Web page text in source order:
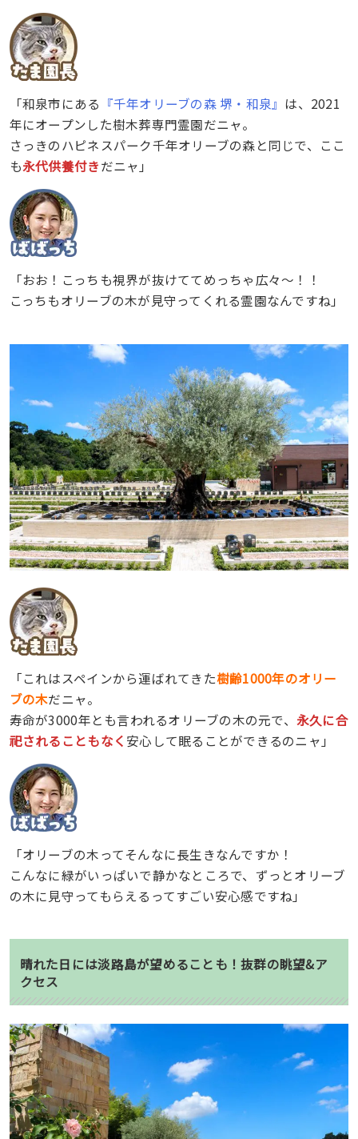
「和泉市にある 『千年オリーブの森 堺・和泉』 は、2021
年にオープンした樹木葬専門霊園だニャ。
さっきのハピネスパーク千年オリーブの森と同じで、ここ
も永代供養付きだニャ」
「おお！こっちも視界が抜けててめっちゃ広々〜！！
こっちもオリーブの木が見守ってくれる霊園なんですね」
「これはスペインから運ばれてきた樹齢1000年のオリー
ブの木だニャ。
寿命が3000年とも言われるオリーブの木の元で、 永久に合
祀されることもなく 安心して眠ることができるのニャ」
「オリーブの木ってそんなに長生きなんですか！
こんなに緑がいっぱいで静かなところで、ずっとオリーブ
の木に見守ってもらえるってすごい安心感ですね」
晴れた日には淡路島が望めることも！抜群の眺望&ア
クセス